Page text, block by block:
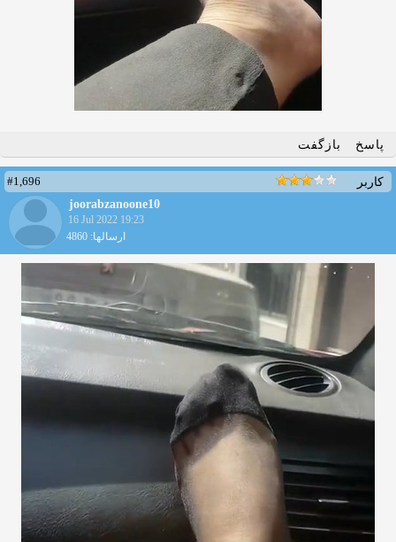
پاسخ بازگفت
کاربر
#1,696
joorabzanoone10
16 Jul 2022 19:23
ارسالها: 4860